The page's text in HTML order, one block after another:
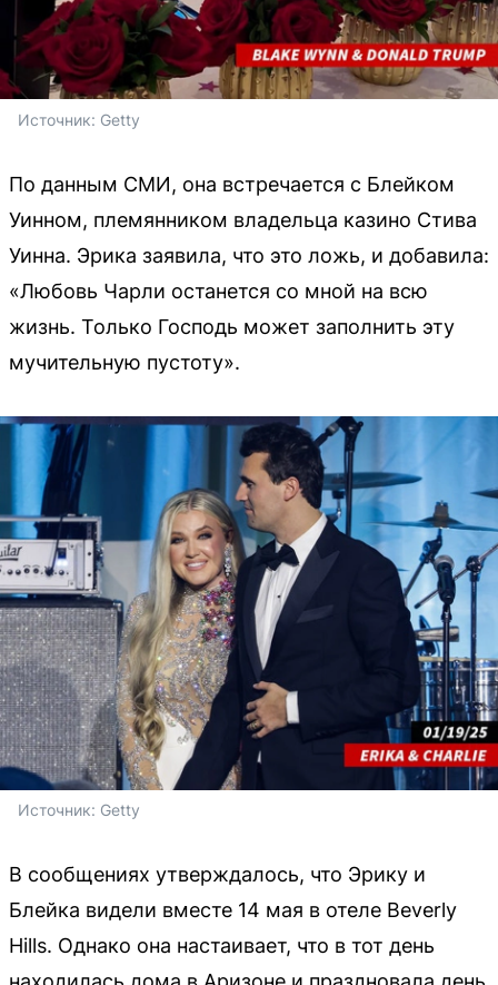
Источник: Getty
По данным СМИ, она встречается с Блейком
Уинном, племянником владельца казино Стива
Уинна. Эрика заявила, что это ложь, и добавила:
«Любовь Чарли останется со мной на всю
жизнь. Только Господь может заполнить эту
мучительную пустоту».
Источник: Getty
В сообщениях утверждалось, что Эрику и
Блейка видели вместе 14 мая в отеле Beverly
Hills. Однако она настаивает, что в тот день